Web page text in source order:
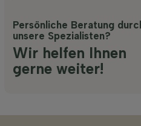
Persönliche Beratung
unsere Spezialisten?
Wir helfen Ihnen
gerne weiter!